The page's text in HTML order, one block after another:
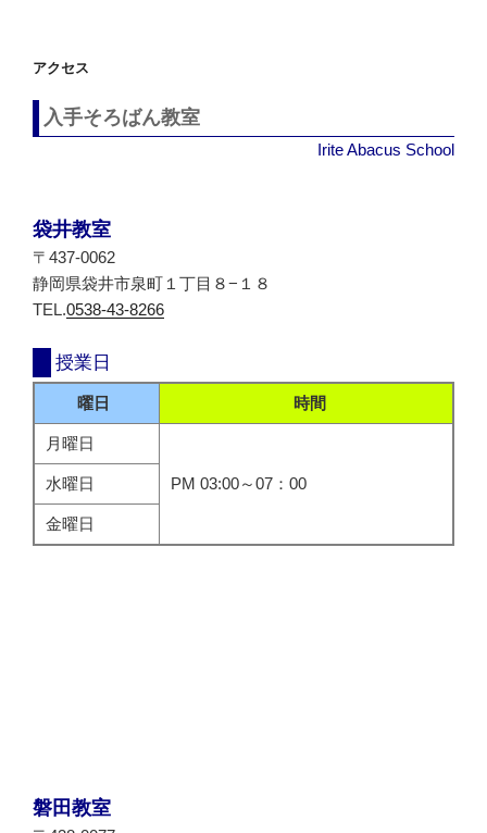
アクセス
入手そろばん教室
Irite Abacus School
袋井教室
〒437-0062
静岡県袋井市泉町１丁目８−１８
TEL.0538-43-8266
授業日
曜日 時間
月曜日
PM 03:00～07：00
水曜日
金曜日
磐田教室